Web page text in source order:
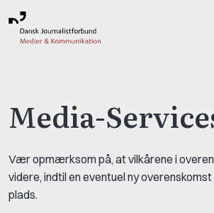
Media-
Vær opmærksom på, at vilkårene i
videre, indtil en eventuel ny
plads.